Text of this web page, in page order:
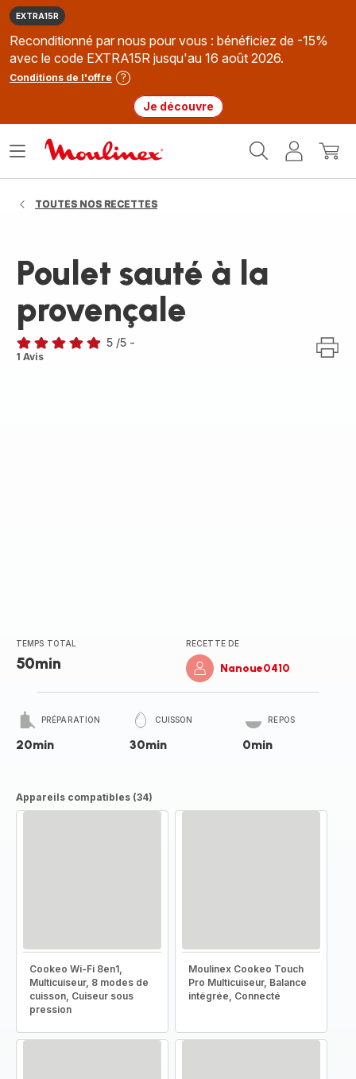
EXTRA15R
Reconditionné par nous pour vous : bénéficiez de -15%
avec le code EXTRA15R jusqu'au 16 août 2026.
Conditions de l'offre
Je découvre
MonMon
Ouvrir
TOUTES NOS RECETTES
Poulet sauté à la
provençale
Avis
5 /5 -
1 Avis
TEMPS TOTAL
50min
RECETTE DE
Nanoue0410
PRÉPARATION
20min
CUISSON
30min
REPOS
0min
Appareils compatibles (34)
Cookeo Wi-Fi 8en1,
Multicuiseur, 8 modes de
cuisson, Cuiseur sous
pression
Moulinex Cookeo Touch
Pro Multicuiseur, Balance
intégrée, Connecté